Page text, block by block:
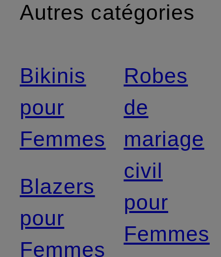
Autres catégories
Bikinis
pour
Femmes
Blazers
pour
Femmes
Robes
de
mariage
civil
pour
Femmes